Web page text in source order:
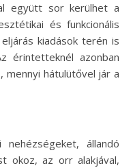
együtt sor kerülhet a
és funkcionális
kiadások terén is
érintetteknél azonban
mennyi hátulütővel jár a
állandó
okoz, az orr alakjával,